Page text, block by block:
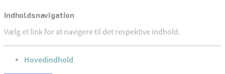
Indholdsnavigation
Vælg et link for at navigere til det respektive indhold.
gå til
Hovedindhold